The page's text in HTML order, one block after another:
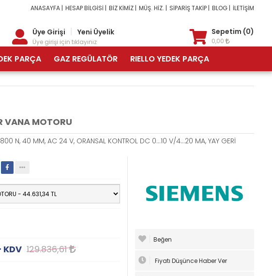
ANASAYFA | HESAP BİLGİSİ | BİZ KİMİZ | MÜŞ. HİZ. | SİPARİŞ TAKİP | BLOG | İLETİŞİM
Üye Girişi Yeni Üyelik
Üye girişi için tıklayınız
Sepetim (0)
0,00
PARÇA GAZ REGÜLATÖR RIELLO YEDEK PARÇA
VANA MOTORU
N, 40 MM, AC 24 V, ORANSAL KONTROL DC 0…10 V/4…20 MA, YAY GERİ
KDV 129.836,61
Beğen
Fiyatı Düşünce Haber Ver